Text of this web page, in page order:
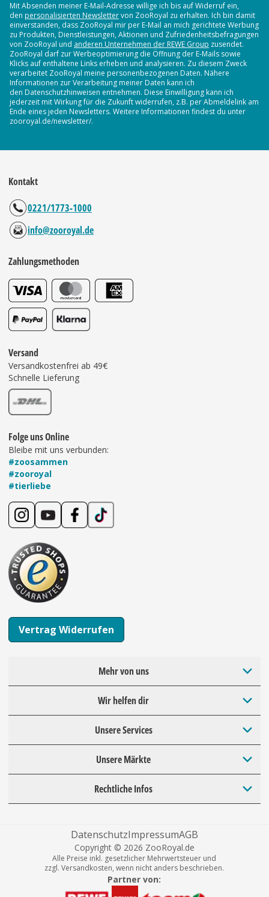
Mit Absenden meiner E-Mail-Adresse willige ich bis auf Widerruf ein,
den personalisierten Newslettervon ZooRoyal zu erhalten. Ich bin damit
einverstanden, dass ZooRoyal mir per E-Mail an mich gerichtete Werbung
zu Produkten, Dienstleistungen, Aktionen und Zufriedenheitsbefragungen
von ZooRoyal und anderen Unternehmen der REWE Group zusendet.
ZooRoyal darf zur Werbeoptimierung die Öffnung der E-Mails sowie
Klicks auf enthaltene Links erheben und analysieren. Zu diesem Zweck
verarbeitet ZooRoyal meine personenbezogenen Daten. Nähere
Informationen zur Verarbeitung meiner Daten kann ich
den Datenschutzhinweisen entnehmen. Diese Einwilligung kann ich
jederzeit mit Wirkung für die Zukunft widerrufen, z.B. per Abmeldelink am
Ende eines jeden Newsletters. Weitere Informationen findest du unter
zooroyal.de/newsletter/.
Kontakt
0221/1773-1000
info@zooroyal.de
Zahlungsmethoden
Versand
Versandkostenfrei ab 49€
Schnelle Lieferung
Folge uns Online
Bleibe mit uns verbunden:
#zoosammen
#zooroyal
#tierliebe
Vertrag Widerrufen
Mehr von uns
Wir helfen dir
Unsere Services
Unsere Märkte
Rechtliche Infos
DatenschutzImpressumAGB
Copyright © 2026 ZooRoyal.de
Alle Preise inkl. gesetzlicher Mehrwertsteuer und
zzgl. Versandkosten, wenn nicht anders beschrieben.
Partner von: